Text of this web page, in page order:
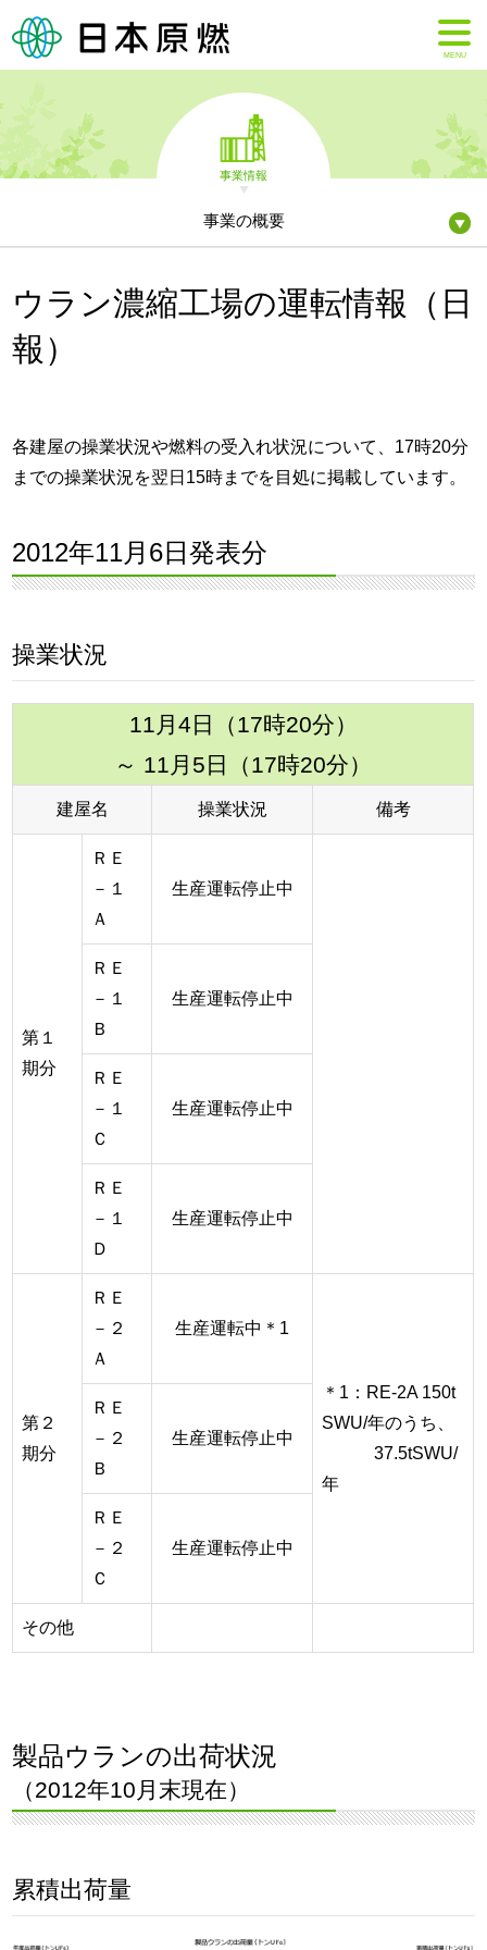
MENU
事業情報
事業の概要
ウラン濃縮工場の運転情報（日
報）
各建屋の操業状況や燃料の受入れ状況について、17時20分
までの操業状況を翌日15時までを目処に掲載しています。
2012年11月6日発表分
操業状況
11月4日（17時20分）
～ 11月5日（17時20分）
建屋名 操業状況 備考
第１
期分
ＲＥ
－１
Ａ
生産運転停止中
ＲＥ
－１
Ｂ
生産運転停止中
ＲＥ
－１
Ｃ
生産運転停止中
ＲＥ
－１
Ｄ
生産運転停止中
第２
期分
ＲＥ
－２
Ａ
生産運転中＊1
＊1：RE-2A 150t
SWU/年のうち、
37.5tSWU/
年
ＲＥ
－２
Ｂ
生産運転停止中
ＲＥ
－２
Ｃ
生産運転停止中
その他
製品ウランの出荷状況
（2012年10月末現在）
累積出荷量